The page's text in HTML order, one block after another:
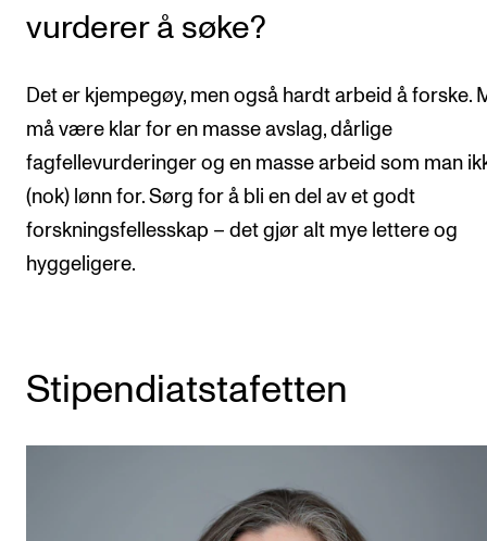
vurderer å søke?
Det er kjempegøy, men også hardt arbeid å forske.
må være klar for en masse avslag, dårlige
fagfellevurderinger og en masse arbeid som man
(nok) lønn for. Sørg for å bli en del av et godt
forskningsfellesskap – det gjør alt mye lettere og
hyggeligere.
Stipendiatstafetten